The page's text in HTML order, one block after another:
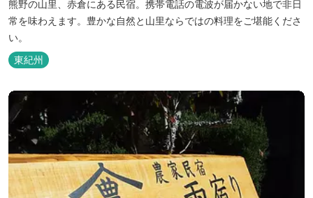
熊野の山里、赤倉にある民宿。携帯電話の電波が届かない地で非日
常を味わえます。豊かな自然と山里ならではの料理をご堪能くださ
い。
東紀州